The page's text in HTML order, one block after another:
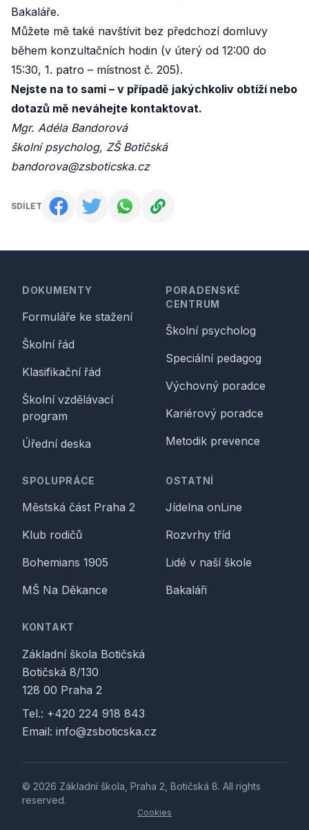
Bakaláře.
Můžete mě také navštívit bez předchozí domluvy
během konzultačních hodin (v úterý od 12:00 do
15:30, 1. patro – místnost č. 205).
Nejste na to sami – v případě jakýchkoliv obtíží nebo
dotazů mě neváhejte kontaktovat.
Mgr. Adéla Bandorová
školní psycholog, ZŠ Botičská
bandorova@zsboticska.cz
SDÍLET
DOKUMENTY
Formuláře ke stažení
Školní řád
Klasifikační řád
Školní vzdělávací
program
Úřední deska
PORADENSKÉ
CENTRUM
Školní psycholog
Speciální pedagog
Výchovný poradce
Kariérový poradce
Metodik prevence
SPOLUPRÁCE
Městská část Praha 2
Klub rodičů
Bohemians 1905
MŠ Na Děkance
OSTATNÍ
Jídelna onLine
Rozvrhy tříd
Lidé v naší škole
Bakaláři
KONTAKT
Základní škola Botičská
Botičská 8/130
128 00 Praha 2
Tel.: +420 224 918 843
Email: info@zsboticska.cz
© 2026 Základní škola, Praha 2, Botičská 8. All rights
reserved.
Cookies